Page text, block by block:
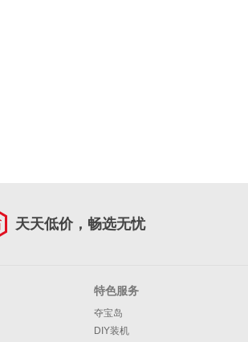
天天低价，畅选无忧
特色服务
夺宝岛
DIY装机